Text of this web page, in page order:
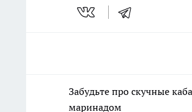
Забудьте про скучные
маринадом